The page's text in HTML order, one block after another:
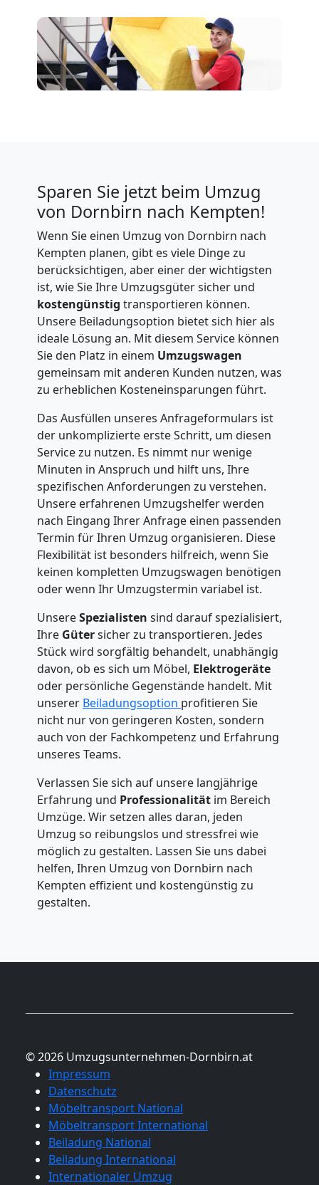
Sparen Sie jetzt beim Umzug
von Dornbirn nach Kempten!
Wenn Sie einen Umzug von Dornbirn nach
Kempten planen, gibt es viele Dinge zu
berücksichtigen, aber einer der wichtigsten
ist, wie Sie Ihre Umzugsgüter sicher und
kostengünstig transportieren können.
Unsere Beiladungsoption bietet sich hier als
ideale Lösung an. Mit diesem Service können
Sie den Platz in einem Umzugswagen
gemeinsam mit anderen Kunden nutzen, was
zu erheblichen Kosteneinsparungen führt.
Das Ausfüllen unseres Anfrageformulars ist
der unkomplizierte erste Schritt, um diesen
Service zu nutzen. Es nimmt nur wenige
Minuten in Anspruch und hilft uns, Ihre
spezifischen Anforderungen zu verstehen.
Unsere erfahrenen Umzugshelfer werden
nach Eingang Ihrer Anfrage einen passenden
Termin für Ihren Umzug organisieren. Diese
Flexibilität ist besonders hilfreich, wenn Sie
keinen kompletten Umzugswagen benötigen
oder wenn Ihr Umzugstermin variabel ist.
UnsereSpezialisten sind darauf spezialisiert,
Ihre Gütersicher zu transportieren. Jedes
Stück wird sorgfältig behandelt, unabhängig
davon, ob es sich um Möbel, Elektrogeräte
oder persönliche Gegenstände handelt. Mit
unserer Beiladungsoption profitieren Sie
nicht nur von geringeren Kosten, sondern
auch von der Fachkompetenz und Erfahrung
unseres Teams.
Verlassen Sie sich auf unsere langjährige
Erfahrung und Professionalität im Bereich
Umzüge. Wir setzen alles daran, jeden
Umzug so reibungslos und stressfrei wie
möglich zu gestalten. Lassen Sie uns dabei
helfen, Ihren Umzug von Dornbirn nach
Kempten effizient und kostengünstig zu
gestalten.
© 2026 Umzugsunternehmen-Dornbirn.at
Impressum
Datenschutz
Möbeltransport National
Möbeltransport International
Beiladung National
Beiladung International
Internationaler Umzug